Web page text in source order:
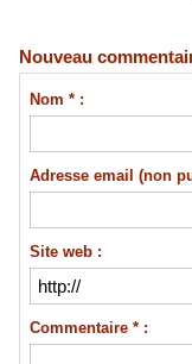
Nouveau
Nom * :
Adresse email (non
Site web :
Commentaire * :